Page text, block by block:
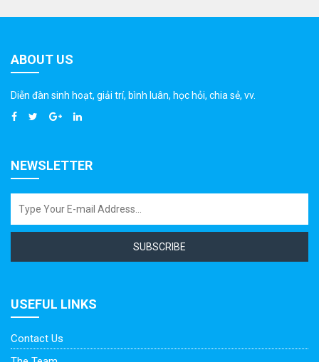
ABOUT US
Diễn đàn sinh hoạt, giải trí, bình luân, học hỏi, chia sẻ, vv.
NEWSLETTER
SUBSCRIBE
USEFUL LINKS
Contact Us